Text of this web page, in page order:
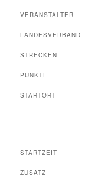
VERANSTALTER
LANDESVERBAND
STRECKEN
PUNKTE
STARTORT
STARTZEIT
ZUSATZ